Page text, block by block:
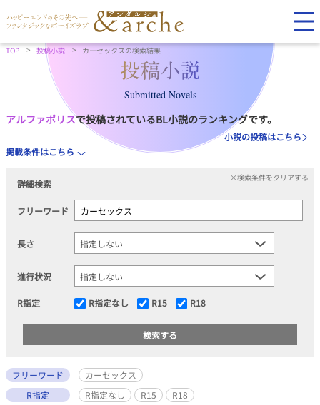
TOP 投稿小説 カーセックスの検索結果
Submitted Novels
アルファポリスで投稿されているBL小説のランキングです。
小説の投稿はこちら
掲載条件はこちら
詳細検索
×検索条件をクリアする
フリーワード
長さ
進行状況
R指定 R指定なし R15 R18
フリーワード
カーセックス
R指定
R指定なし R15 R18